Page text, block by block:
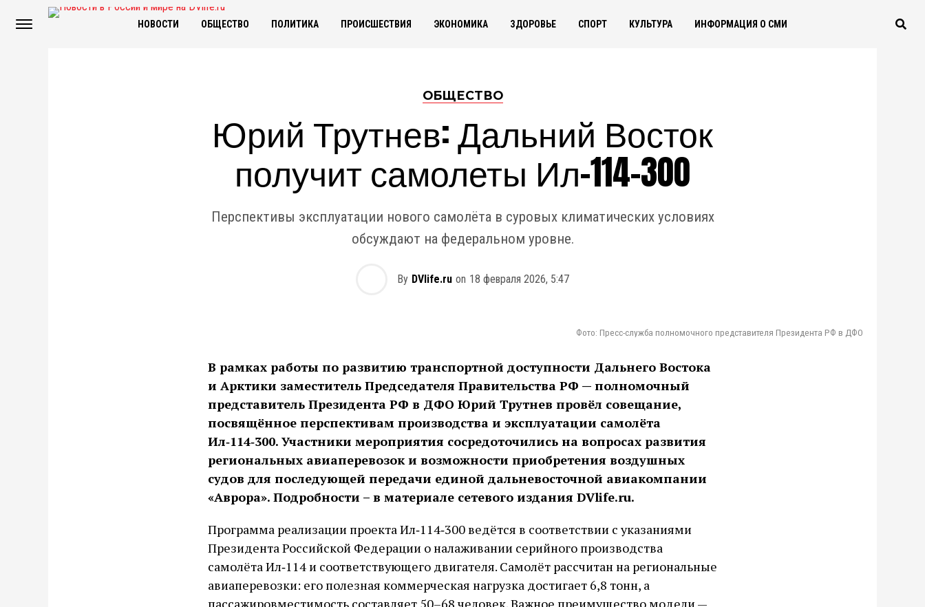
НОВОСТИ ОБЩЕСТВО ПОЛИТИКА ПРОИСШЕСТВИЯ ЭКОНОМИКА ЗДОРОВЬЕ СПОРТ КУЛЬТУРА ИНФОРМАЦИЯ О СМИ
ОБЩЕСТВО
Юрий Трутнев: Дальний Восток
получит самолеты Ил-114-300
Перспективы эксплуатации нового самолёта в суровых климатических условиях
обсуждают на федеральном уровне.
By DVlife.ru on 18 февраля 2026, 5:47
Фото: Пресс-служба полномочного представителя Президента РФ в ДФО
В рамках работы по развитию транспортной доступности Дальнего Востока
и Арктики заместитель Председателя Правительства РФ — полномочный
представитель Президента РФ в ДФО Юрий Трутнев провёл совещание,
посвящённое перспективам производства и эксплуатации самолёта
Ил‑114‑300. Участники мероприятия сосредоточились на вопросах развития
региональных авиаперевозок и возможности приобретения воздушных
судов для последующей передачи единой дальневосточной авиакомпании
«Аврора». Подробности – в материале сетевого издания DVlife.ru.
Программа реализации проекта Ил‑114‑300 ведётся в соответствии с указаниями
Президента Российской Федерации о налаживании серийного производства
самолёта Ил‑114 и соответствующего двигателя. Самолёт рассчитан на региональные
авиаперевозки: его полезная коммерческая нагрузка достигает 6,8 тонн, а
пассажировместимость составляет 50–68 человек. Важное преимущество модели —